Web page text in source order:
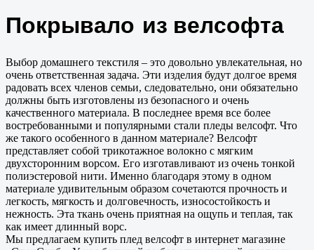
Покрывало из велсофта
Выбор домашнего текстиля – это довольно увлекательная, но
очень ответственная задача. Эти изделия будут долгое время
радовать всех членов семьи, следовательно, они обязательно
должны быть изготовлены из безопасного и очень
качественного материала. В последнее время все более
востребованными и популярными стали пледы велсофт. Что
же такого особенного в данном материале? Велсофт
представляет собой трикотажное волокно с мягким
двухсторонним ворсом. Его изготавливают из очень тонкой
полиэстеровой нити. Именно благодаря этому в одном
материале удивительным образом сочетаются прочность и
легкость, мягкость и долговечность, износостойкость и
нежность. Эта ткань очень приятная на ощупь и теплая, так
как имеет длинный ворс.
Мы предлагаем купить плед велсофт в интернет магазине